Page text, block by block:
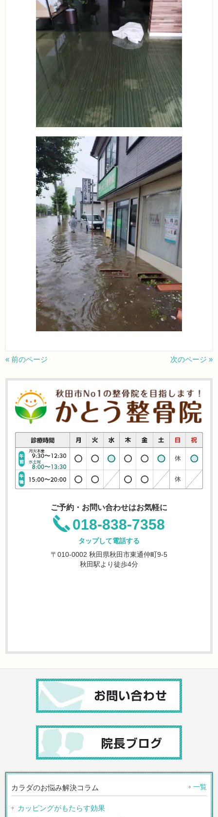
« 前のページ 次のページ »
ご予約・お問い合わせはお気軽に
018-838-7358
タップして電話する
〒010-0002 秋田県秋田市東通仲町9-5
秋田駅より徒歩4分
カラダのお悩み解決コラム 一覧
カッピングがもたらす効果